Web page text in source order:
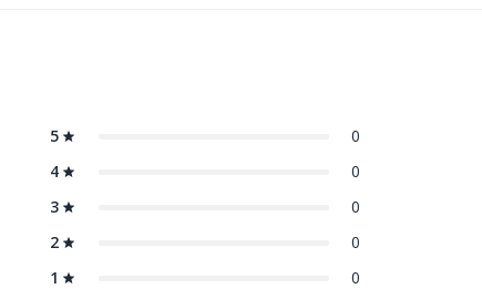
5
0
4
0
3
0
2
0
1
0